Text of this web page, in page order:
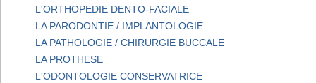
L'ORTHOPEDIE DENTO-FACIALE
LA PARODONTIE / IMPLANTOLOGIE
LA PATHOLOGIE / CHIRURGIE BUCCALE
LA PROTHESE
L'ODONTOLOGIE CONSERVATRICE